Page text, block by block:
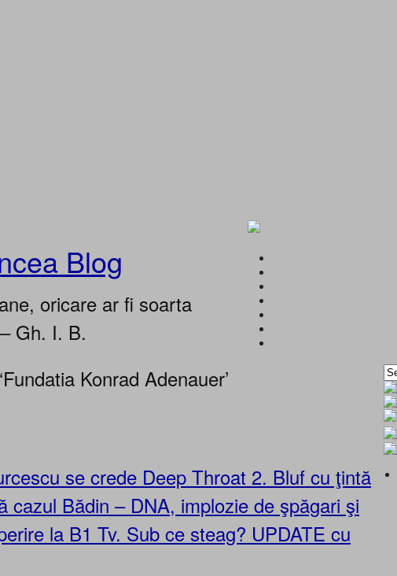
Blog
oricare ar fi soarta
Gh. I. B.
Konrad Adenauer’
se crede Deep Throat 2. Bluf cu ţintă
cazul Bădin – DNA, implozie de şpăgari şi
la B1 Tv. Sub ce steag? UPDATE cu